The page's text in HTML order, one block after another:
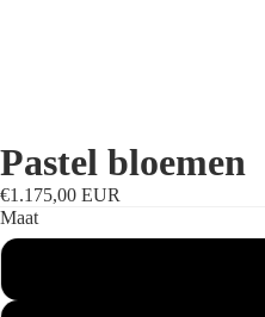
Pastel bloemen
€1.175,00 EUR
Maat